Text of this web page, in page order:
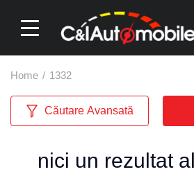
Home / 1332
Căutare Avansată
nici un rezultat